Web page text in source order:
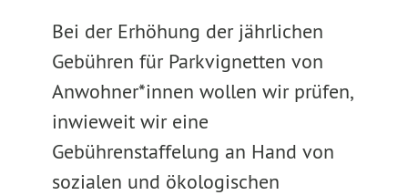
Bei der Erhöhung der jährlichen
Gebühren für Parkvignetten von
Anwohner*innen wollen wir prüfen,
inwieweit wir eine
Gebührenstaffelung an Hand von
sozialen und ökologischen